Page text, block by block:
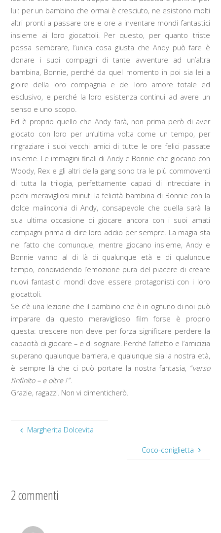
lui: per un bambino che ormai è cresciuto, ne esistono molti
altri pronti a passare ore e ore a inventare mondi fantastici
insieme ai loro giocattoli. Per questo, per quanto triste
possa sembrare, l’unica cosa giusta che Andy può fare è
donare i suoi compagni di tante avventure ad un’altra
bambina, Bonnie, perché da quel momento in poi sia lei a
gioire della loro compagnia e del loro amore totale ed
esclusivo, e perché la loro esistenza continui ad avere un
senso e uno scopo.
Ed è proprio quello che Andy farà, non prima però di aver
giocato con loro per un’ultima volta come un tempo, per
ringraziare i suoi vecchi amici di tutte le ore felici passate
insieme. Le immagini finali di Andy e Bonnie che giocano con
Woody, Rex e gli altri della gang sono tra le più commoventi
di tutta la trilogia, perfettamente capaci di intrecciare in
pochi meravigliosi minuti la felicità bambina di Bonnie con la
dolce malinconia di Andy, consapevole che quella sarà la
sua ultima occasione di giocare ancora con i suoi amati
compagni prima di dire loro addio per sempre. La magia sta
nel fatto che comunque, mentre giocano insieme, Andy e
Bonnie vanno al di là di qualunque età e di qualunque
tempo, condividendo l’emozione pura del piacere di creare
nuovi fantastici mondi dove essere protagonisti con i loro
giocattoli.
Se c’è una lezione che il bambino che è in ognuno di noi può
imparare da questo meraviglioso film forse è proprio
questa: crescere non deve per forza significare perdere la
capacità di giocare – e di sognare. Perché l’affetto e l’amicizia
superano qualunque barriera, e qualunque sia la nostra età,
è sempre là che ci può portare la nostra fantasia, “verso
l’Infinito – e oltre !”.
Grazie, ragazzi. Non vi dimenticherò.
Margherita Dolcevita
Coco-coniglietta
2 commenti